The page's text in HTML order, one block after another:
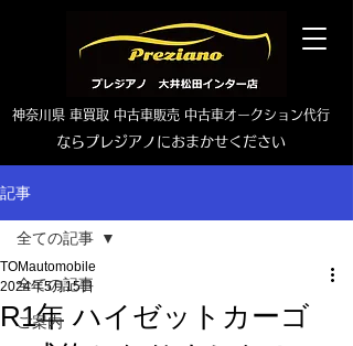
神奈川県 車買取 中古車販売 中古車オークション代行
ならプレジアノにおまかせください
TEL0465-46-6667
記事
全ての記事
ご案内
全ての記事
R1年 ハイゼットカーゴ
TOMautomobile
2024年5月15日